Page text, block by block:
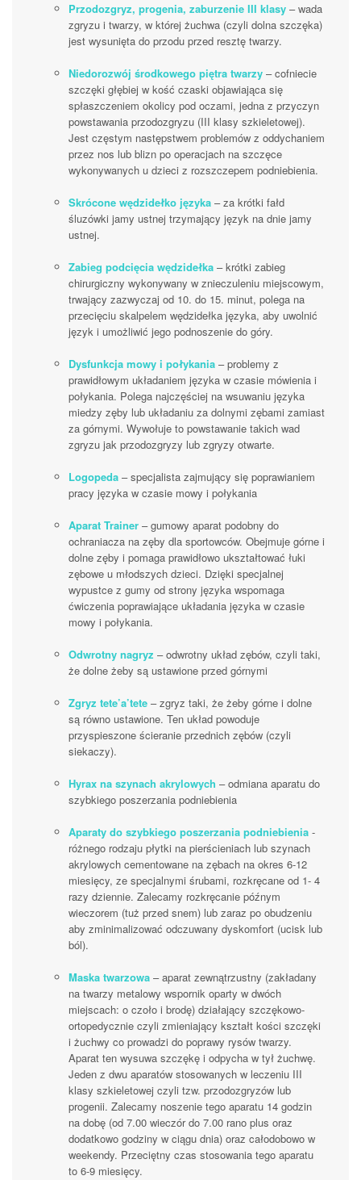
Przodozgryz, progenia, zaburzenie III klasy – wada
zgryzu i twarzy, w której żuchwa (czyli dolna szczęka)
jest wysunięta do przodu przed resztę twarzy.
Niedorozwój środkowego piętra twarzy – cofniecie
szczęki głębiej w kość czaski objawiająca się
spłaszczeniem okolicy pod oczami, jedna z przyczyn
powstawania przodozgryzu (III klasy szkieletowej).
Jest częstym następstwem problemów z oddychaniem
przez nos lub blizn po operacjach na szczęce
wykonywanych u dzieci z rozszczepem podniebienia.
Skrócone wędzidełko języka – za krótki fałd
śluzówki jamy ustnej trzymający język na dnie jamy
ustnej.
Zabieg podcięcia wędzidełka – krótki zabieg
chirurgiczny wykonywany w znieczuleniu miejscowym,
trwający zazwyczaj od 10. do 15. minut, polega na
przecięciu skalpelem wędzidełka języka, aby uwolnić
język i umożliwić jego podnoszenie do góry.
Dysfunkcja mowy i połykania – problemy z
prawidłowym układaniem języka w czasie mówienia i
połykania. Polega najczęściej na wsuwaniu języka
miedzy zęby lub układaniu za dolnymi zębami zamiast
za górnymi. Wywołuje to powstawanie takich wad
zgryzu jak przodozgryzy lub zgryzy otwarte.
Logopeda – specjalista zajmujący się poprawianiem
pracy języka w czasie mowy i połykania
Aparat Trainer – gumowy aparat podobny do
ochraniacza na zęby dla sportowców. Obejmuje górne i
dolne zęby i pomaga prawidłowo ukształtować łuki
zębowe u młodszych dzieci. Dzięki specjalnej
wypustce z gumy od strony języka wspomaga
ćwiczenia poprawiające układania języka w czasie
mowy i połykania.
Odwrotny nagryz – odwrotny układ zębów, czyli taki,
że dolne żeby są ustawione przed górnymi
Zgryz tete’a’tete – zgryz taki, że żeby górne i dolne
są równo ustawione. Ten układ powoduje
przyspieszone ścieranie przednich zębów (czyli
siekaczy).
Hyrax na szynach akrylowych – odmiana aparatu do
szybkiego poszerzania podniebienia
Aparaty do szybkiego poszerzania podniebienia -
różnego rodzaju płytki na pierścieniach lub szynach
akrylowych cementowane na zębach na okres 6-12
miesięcy, ze specjalnymi śrubami, rozkręcane od 1- 4
razy dziennie. Zalecamy rozkręcanie późnym
wieczorem (tuż przed snem) lub zaraz po obudzeniu
aby zminimalizować odczuwany dyskomfort (ucisk lub
ból).
Maska twarzowa – aparat zewnątrzustny (zakładany
na twarzy metalowy wspornik oparty w dwóch
miejscach: o czoło i brodę) działający szczękowo-
ortopedycznie czyli zmieniający kształt kości szczęki
i żuchwy co prowadzi do poprawy rysów twarzy.
Aparat ten wysuwa szczękę i odpycha w tył żuchwę.
Jeden z dwu aparatów stosowanych w leczeniu III
klasy szkieletowej czyli tzw. przodozgryzów lub
progenii. Zalecamy noszenie tego aparatu 14 godzin
na dobę (od 7.00 wieczór do 7.00 rano plus oraz
dodatkowo godziny w ciągu dnia) oraz całodobowo w
weekendy. Przeciętny czas stosowania tego aparatu
to 6-9 miesięcy.